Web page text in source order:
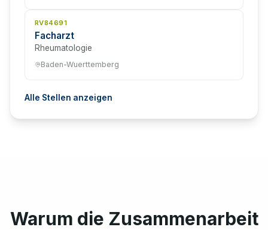
RV84691
Facharzt
Rheumatologie
Baden-Wuerttemberg
Alle Stellen anzeigen
Warum die Zusammenarbeit